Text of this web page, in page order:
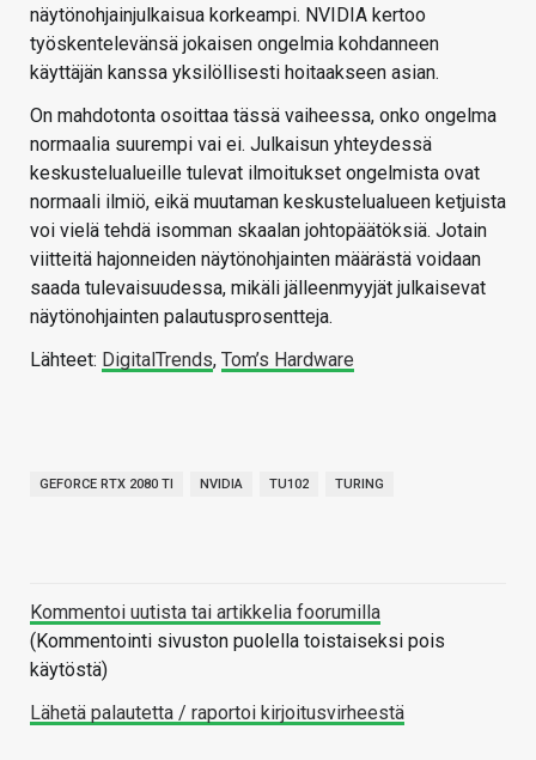
näytönohjainjulkaisua korkeampi. NVIDIA kertoo
työskentelevänsä jokaisen ongelmia kohdanneen
käyttäjän kanssa yksilöllisesti hoitaakseen asian.
On mahdotonta osoittaa tässä vaiheessa, onko ongelma
normaalia suurempi vai ei. Julkaisun yhteydessä
keskustelualueille tulevat ilmoitukset ongelmista ovat
normaali ilmiö, eikä muutaman keskustelualueen ketjuista
voi vielä tehdä isomman skaalan johtopäätöksiä. Jotain
viitteitä hajonneiden näytönohjainten määrästä voidaan
saada tulevaisuudessa, mikäli jälleenmyyjät julkaisevat
näytönohjainten palautusprosentteja.
Lähteet: DigitalTrends, Tom’s Hardware
GEFORCE RTX 2080 TI NVIDIA TU102 TURING
Kommentoi uutista tai artikkelia foorumilla
(Kommentointi sivuston puolella toistaiseksi pois
käytöstä)
Lähetä palautetta / raportoi kirjoitusvirheestä